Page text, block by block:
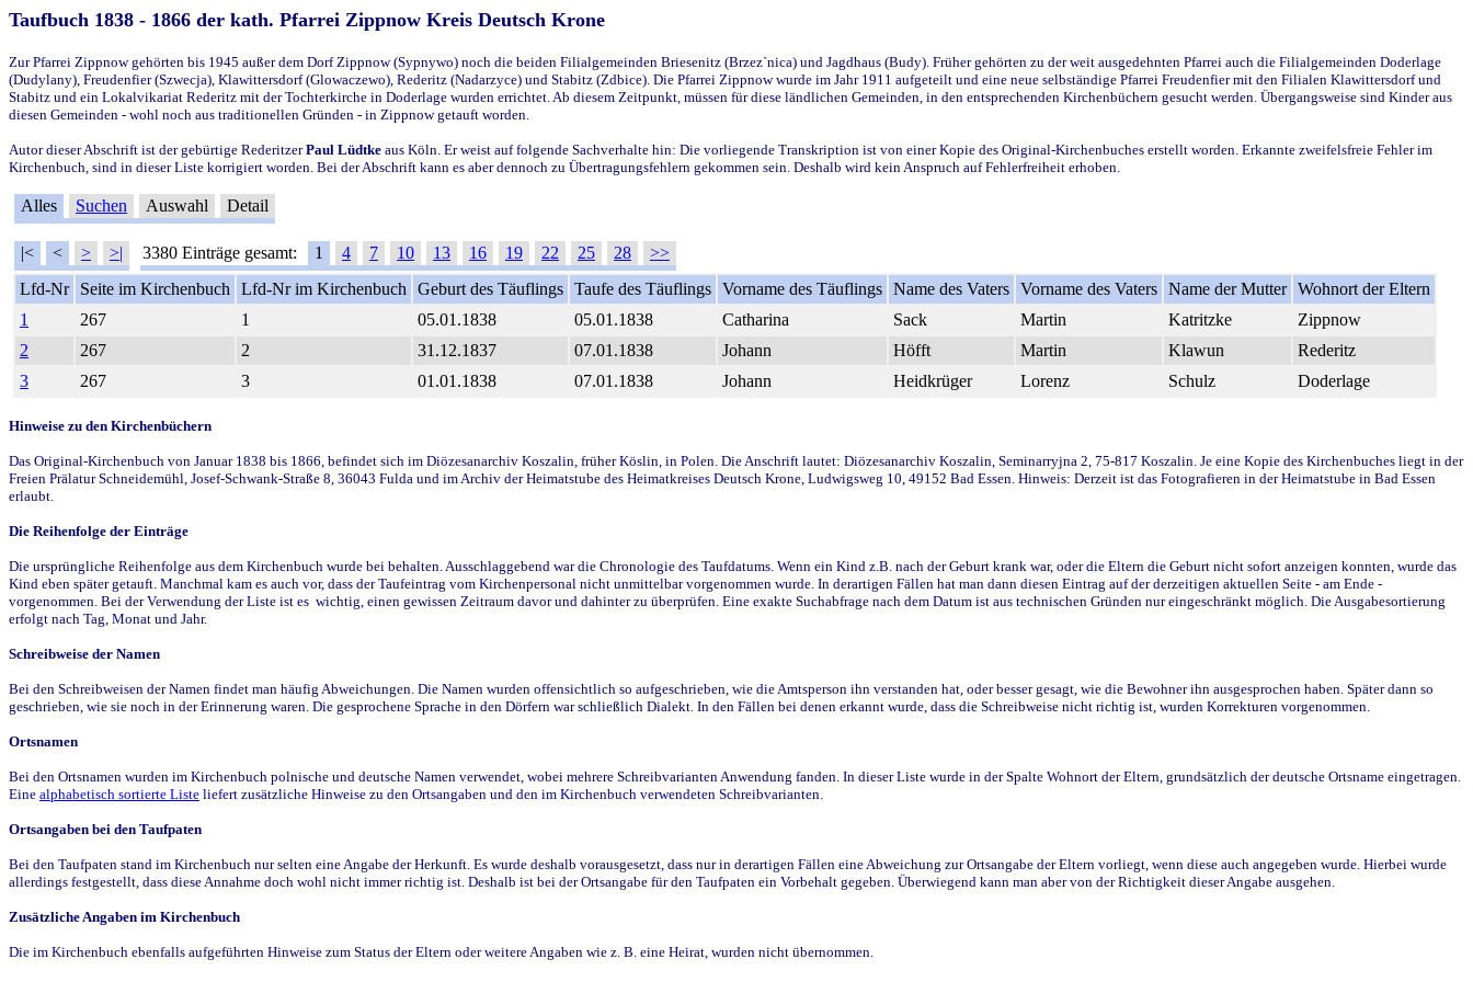
Taufbuch 1838 - 1866 der kath. Pfarrei Zippnow Kreis Deutsch Krone
Zur Pfarrei Zippnow gehörten bis 1945 außer dem Dorf Zippnow (Sypnywo) noch die beiden Filialgemeinden Briesenitz (Brzez`nica) und Jagdhaus (Budy). Früher gehörten zu der weit ausgedehnten Pfarrei auch die Filialgemeinden Doderlage
(Dudylany), Freudenfier (Szwecja), Klawittersdorf (Glowaczewo), Rederitz (Nadarzyce) und Stabitz (Zdbice). Die Pfarrei Zippnow wurde im Jahr 1911 aufgeteilt und eine neue selbständige Pfarrei Freudenfier mit den Filialen Klawittersdorf und
Stabitz und ein Lokalvikariat Rederitz mit der Tochterkirche in Doderlage wurden errichtet. Ab diesem Zeitpunkt, müssen für diese ländlichen Gemeinden, in den entsprechenden Kirchenbüchern gesucht werden. Übergangsweise sind Kinder aus
diesen Gemeinden - wohl noch aus traditionellen Gründen - in Zippnow getauft worden.
Autor dieser Abschrift ist der gebürtige RederitzerPaul Lüdtke aus Köln. Er weist auf folgende Sachverhalte hin: Die vorliegende Transkription ist von einer Kopie des Original-Kirchenbuches erstellt worden. Erkannte zweifelsfreie Fehler im
Kirchenbuch, sind in dieser Liste korrigiert worden. Bei der Abschrift kann es aber dennoch zu Übertragungsfehlern gekommen sein. Deshalb wird kein Anspruch auf Fehlerfreiheit erhoben.
Alles Suchen Auswahl Detail
|< < > >| 3380 Einträge gesamt: 1 4 7 10 13 16 19 22 25 28
>>
Lfd-Nr
Seite im Kirchenbuch Lfd-Nr im Kirchenbuch Geburt des Täuflings Taufe des Täuflings Vorname des Täuflings Name des Vaters Vorname des Vaters Name der Mutter Wohnort der Eltern
1
267 1 05.01.1838 05.01.1838 Catharina Sack Martin Katritzke
Zippnow
2
267 2 31.12.1837 07.01.1838 Johann Höfft Martin Klawun
Rederitz
3
267 3 01.01.1838 07.01.1838 Johann Heidkrüger Lorenz Schulz Doderlage
Hinweise zu den Kirchenbüchern
Das Original-Kirchenbuch von Januar 1838 bis 1866, befindet sich im Diözesanarchiv Koszalin, früher Köslin, in Polen. Die Anschrift lautet: Diözesanarchiv Koszalin, Seminarryjna 2, 75-817 Koszalin. Je eine Kopie des Kirchenbuches liegt in der
Freien Prälatur Schneidemühl, Josef-Schwank-Straße 8, 36043 Fulda und im Archiv der Heimatstube des Heimatkreises Deutsch Krone, Ludwigsweg 10, 49152 Bad Essen. Hinweis: Derzeit ist das Fotografieren in der Heimatstube in Bad Essen
erlaubt.
Die Reihenfolge der Einträge
Die ursprüngliche Reihenfolge aus dem Kirchenbuch wurde bei behalten. Ausschlaggebend war die Chronologie des Taufdatums. Wenn ein Kind z.B. nach der Geburt krank war, oder die Eltern die Geburt nicht sofort anzeigen konnten, wurde das
Kind eben später getauft. Manchmal kam es auch vor, dass der Taufeintrag vom Kirchenpersonal nicht unmittelbar vorgenommen wurde. In derartigen Fällen hat man dann diesen Eintrag auf der derzeitigen aktuellen Seite - am Ende -
vorgenommen. Bei der Verwendung der Liste ist es wichtig, einen gewissen Zeitraum davor und dahinter zu überprüfen. Eine exakte Suchabfrage nach dem Datum ist aus technischen Gründen nur eingeschränkt möglich. Die Ausgabesortierung
erfolgt nach Tag, Monat und Jahr.
Schreibweise der Namen
Bei den Schreibweisen der Namen findet man häufig Abweichungen. Die Namen wurden offensichtlich so aufgeschrieben, wie die Amtsperson ihn verstanden hat, oder besser gesagt, wie die Bewohner ihn ausgesprochen haben. Später dann so
geschrieben, wie sie noch in der Erinnerung waren. Die gesprochene Sprache in den Dörfern war schließlich Dialekt. In den Fällen bei denen erkannt wurde, dass die Schreibweise nicht richtig ist, wurden Korrekturen vorgenommen.
Ortsnamen
Bei den Ortsnamen wurden im Kirchenbuch polnische und deutsche Namen verwendet, wobei mehrere Schreibvarianten Anwendung fanden. In dieser Liste wurde in der Spalte Wohnort der Eltern, grundsätzlich der deutsche Ortsname eingetragen.
Eine alphabetisch sortierte Liste liefert zusätzliche Hinweise zu den Ortsangaben und den im Kirchenbuch verwendeten Schreibvarianten.
Ortsangaben bei den Taufpaten
Bei den Taufpaten stand im Kirchenbuch nur selten eine Angabe der Herkunft. Es wurde deshalb vorausgesetzt, dass nur in derartigen Fällen eine Abweichung zur Ortsangabe der Eltern vorliegt, wenn diese auch angegeben wurde. Hierbei wurde
allerdings festgestellt, dass diese Annahme doch wohl nicht immer richtig ist. Deshalb ist bei der Ortsangabe für den Taufpaten ein Vorbehalt gegeben. Überwiegend kann man aber von der Richtigkeit dieser Angabe ausgehen.
Zusätzliche Angaben im Kirchenbuch
Die im Kirchenbuch ebenfalls aufgeführten Hinweise zum Status der Eltern oder weitere Angaben wie z. B. eine Heirat, wurden nicht übernommen.